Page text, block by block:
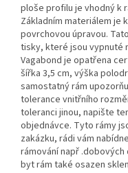
ploše profilu je vhodný k
Základním materiálem je
povrchovou úpravou.
tisky, které jsou vypnuté
Vagabond je opatřena
šířka 3,5 cm, výška
samostatný rám
tolerance vnitřního
toleranci jinou, napište
objednávce. Tyto rámy
zakázku, rádi vám
rámování např
byt rám také osazen